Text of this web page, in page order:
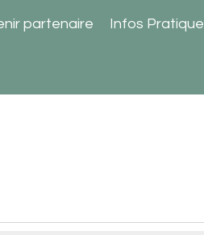
partenaire Infos